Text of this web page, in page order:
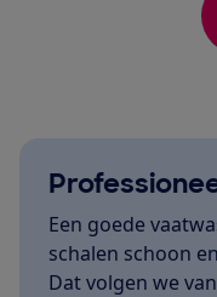
Een goede
schalen schoon
Dat volgen we